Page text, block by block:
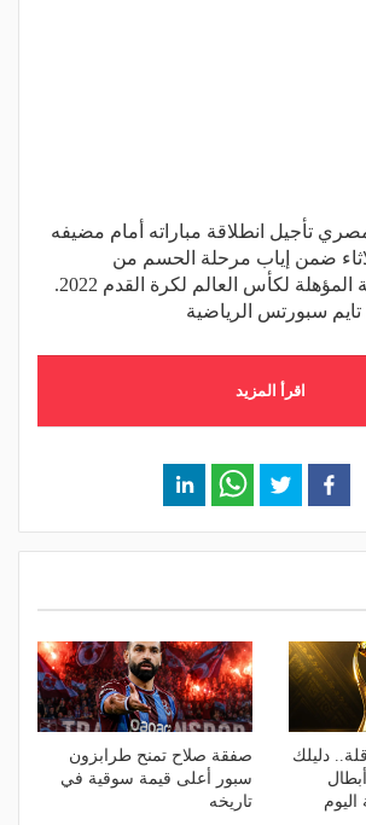
تأجيل انطلاقة مباراته أمام مضيفه
ضمن إياب مرحلة الحسم من
التصفيات الإفريقية المؤهلة لكأس العالم لكرة القدم 2022.
سبورتس الرياضية
اقرأ المزيد
دليلك
اليوم
صفقة صلاح تمنح طرابزون
سبور أعلى قيمة سوقية في
تاريخه